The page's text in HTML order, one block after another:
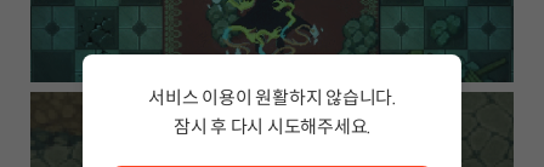
서비스 이용이 원활하지 않습니다.
잠시 후 다시 시도해주세요.
서비스 이용이 원활하지 않습니다. <br/> 잠시 후 다시 시도